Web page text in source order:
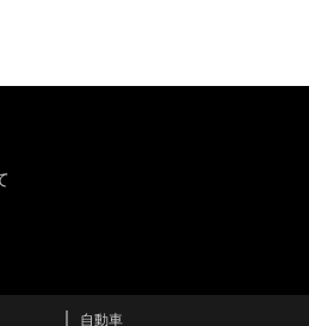
自動車